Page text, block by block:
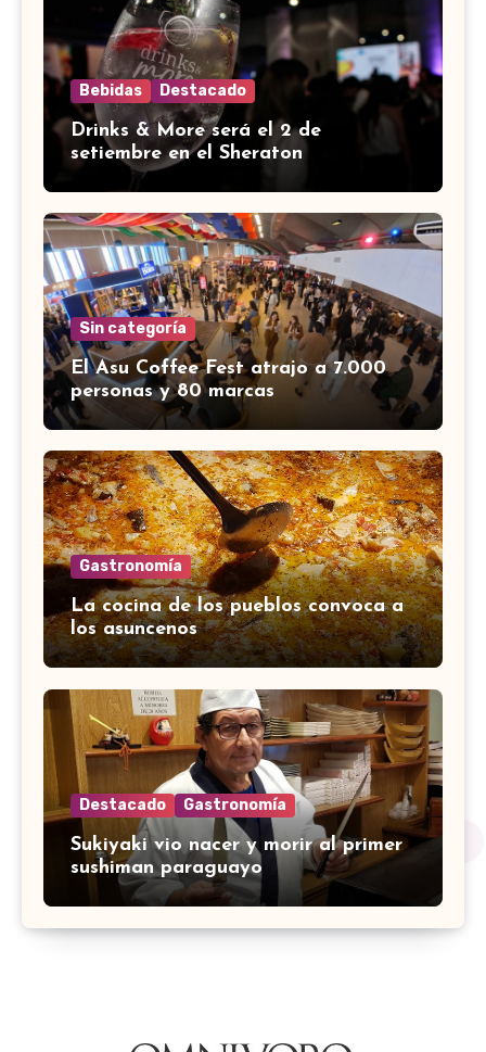
Bebidas Destacado
Drinks & More será el 2 de
setiembre en el Sheraton
Sin categoría
El Asu Coffee Fest atrajo a 7.000
personas y 80 marcas
Gastronomía
La cocina de los pueblos convoca a
los asuncenos
Destacado Gastronomía
Sukiyaki vio nacer y morir al primer
sushiman paraguayo